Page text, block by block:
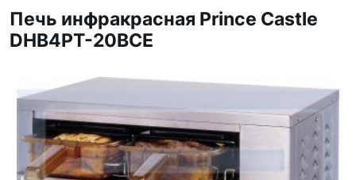
Печь инфракрасная Prince Castle
DHB4PT-20BCE